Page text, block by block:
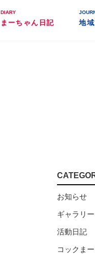
DIARY
まーちゃん日記 地
お知らせ
ギャラリー
活動日記
コックま